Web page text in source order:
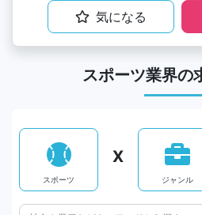
気になる
スポーツ業界の
スポーツ
X
ジャンル